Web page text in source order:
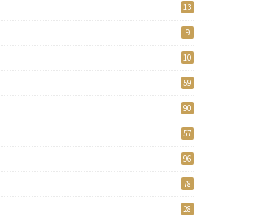
13
9
10
59
90
57
96
78
28